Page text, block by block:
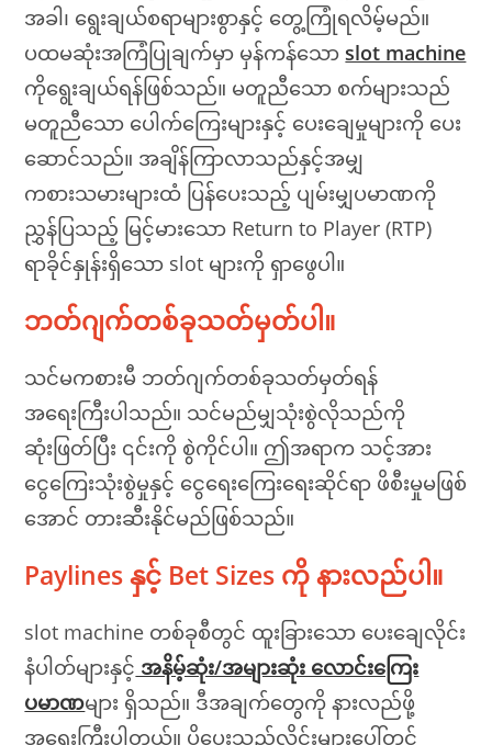
အခါ၊ ရွေးချယ်စရာများစွာနှင့် တွေ့ကြုံရလိမ့်မည်။
ပထမဆုံးအကြံပြုချက်မှာ မှန်ကန်သောslot machine
ကိုရွေးချယ်ရန်ဖြစ်သည်။ မတူညီသော စက်များသည်
မတူညီသော ပေါက်ကြေးများနှင့် ပေးချေမှုများကို ပေး
ဆောင်သည်။ အချိန်ကြာလာသည်နှင့်အမျှ
ကစားသမားများထံ ပြန်ပေးသည့် ပျမ်းမျှပမာဏကို
ညွှန်ပြသည့် မြင့်မားသော Return to Player (RTP)
ရာခိုင်နှုန်းရှိသော slot များကို ရှာဖွေပါ။
ဘတ်ဂျက်တစ်ခုသတ်မှတ်ပါ။
သင်မကစားမီ ဘတ်ဂျက်တစ်ခုသတ်မှတ်ရန်
အရေးကြီးပါသည်။ သင်မည်မျှသုံးစွဲလိုသည်ကို
ဆုံးဖြတ်ပြီး ၎င်းကို စွဲကိုင်ပါ။ ဤအရာက သင့်အား
ငွေကြေးသုံးစွဲမှုနှင့် ငွေရေးကြေးရေးဆိုင်ရာ ဖိစီးမှုမဖြစ်
အောင် တားဆီးနိုင်မည်ဖြစ်သည်။
Paylines နှင့် Bet Sizes ကို နားလည်ပါ။
slot machine တစ်ခုစီတွင် ထူးခြားသော ပေးချေလိုင်း
နံပါတ်များနှင့် အနိမ့်ဆုံး/အများဆုံး လောင်းကြေး
ပမာဏများ ရှိသည်။ ဒီအချက်တွေကို နားလည်ဖို့
အရေးကြီးပါတယ်။ ပိုပေးသည့်လိုင်းများပေါ်တွင်